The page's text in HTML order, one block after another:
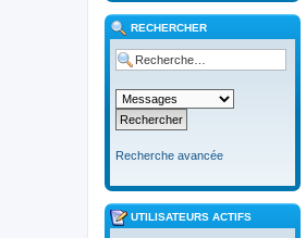
RECHERCHER
Recherche avancée
UTILISATEURS ACTIFS